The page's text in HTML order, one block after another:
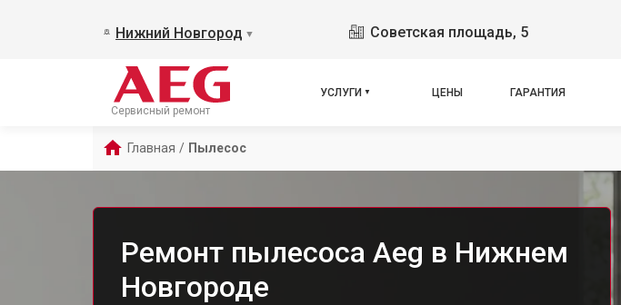
Нижний Новгород ▼ Советская площадь, 5
Сервисный ремонт
УСЛУГИ ЦЕНЫ ГАРАНТИЯ
Главная / Пылесос
Ремонт пылесоса Aeg в Нижнем
Новгороде